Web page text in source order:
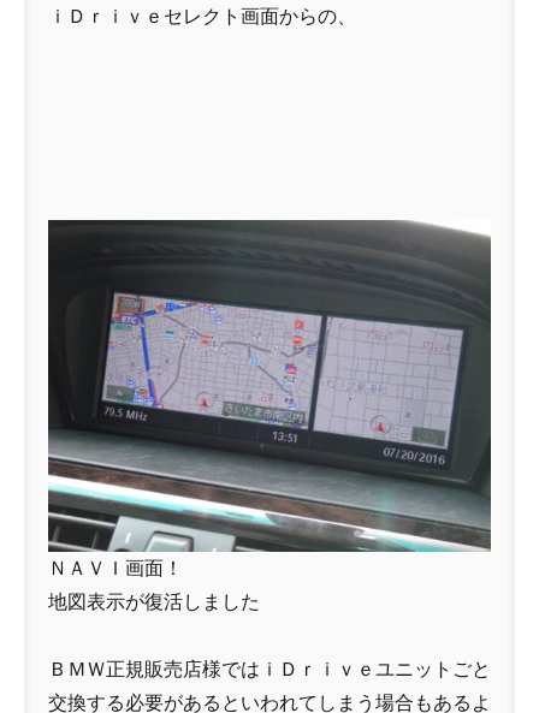
ｉＤｒｉｖｅセレクト画面からの、
ＮＡＶＩ画面！
地図表示が復活しました
ＢＭＷ正規販売店様ではｉＤｒｉｖｅユニットごと
交換する必要があるといわれてしまう場合もあるよ